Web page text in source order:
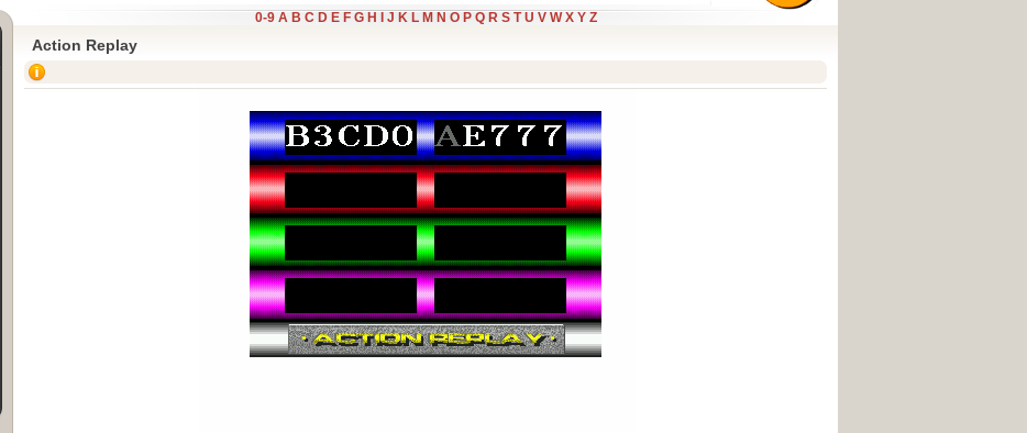
0-9 A B C D E F G H J K L M N O P Q R S T U V W X Y Z
Action Replay